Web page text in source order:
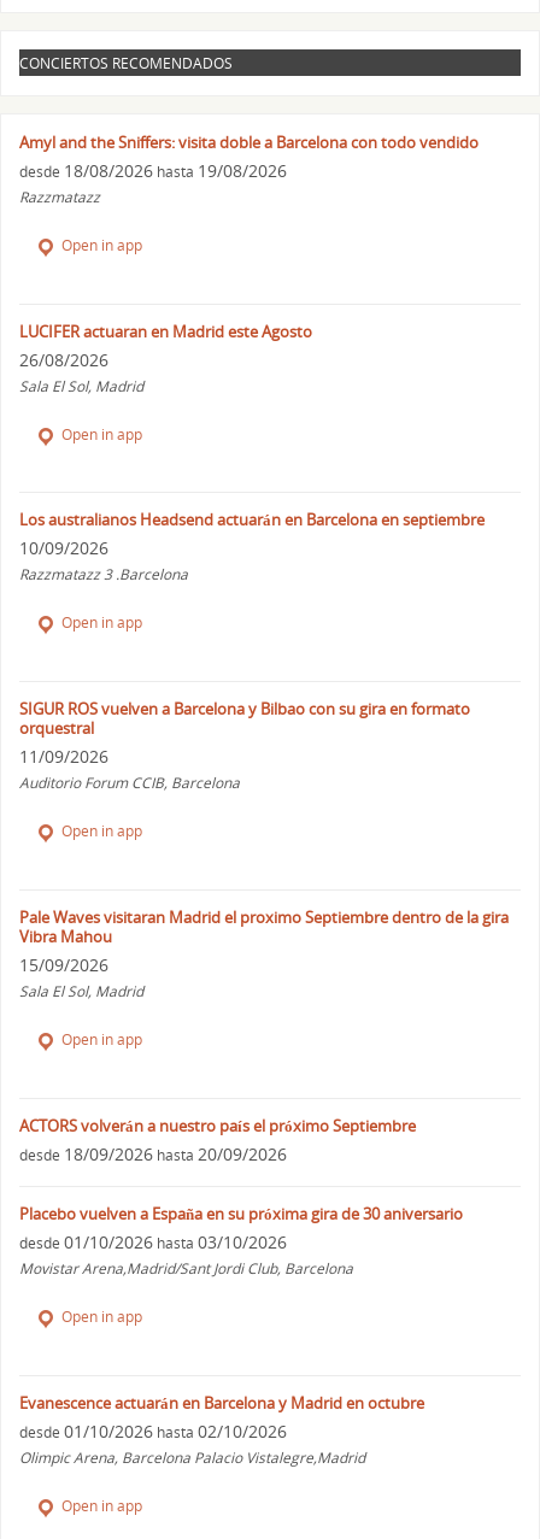
CONCIERTOS RECOMENDADOS
Amyl and the Sniffers: visita doble a Barcelona con todo vendido
desde 18/08/2026 hasta 19/08/2026
Razzmatazz
Open in app
LUCIFER actuaran en Madrid este Agosto
26/08/2026
Sala El Sol, Madrid
Open in app
Los australianos Headsend actuarán en Barcelona en septiembre
10/09/2026
Razzmatazz 3 .Barcelona
Open in app
SIGUR ROS vuelven a Barcelona y Bilbao con su gira en formato
orquestral
11/09/2026
Auditorio Forum CCIB, Barcelona
Open in app
Pale Waves visitaran Madrid el proximo Septiembre dentro de la gira
Vibra Mahou
15/09/2026
Sala El Sol, Madrid
Open in app
ACTORS volverán a nuestro país el próximo Septiembre
desde 18/09/2026 hasta 20/09/2026
Placebo vuelven a España en su próxima gira de 30 aniversario
desde 01/10/2026 hasta 03/10/2026
Movistar Arena,Madrid/Sant Jordi Club, Barcelona
Open in app
Evanescence actuarán en Barcelona y Madrid en octubre
desde 01/10/2026 hasta 02/10/2026
Olimpic Arena, Barcelona Palacio Vistalegre,Madrid
Open in app